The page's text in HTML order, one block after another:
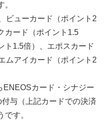
ビューカード（ポイント2
カード（ポイント1.5
ト1.5倍）、エポスカード
ムアイカード（ポイント2
ENEOSカード・シナジー
与（上記カードでの決済
す。